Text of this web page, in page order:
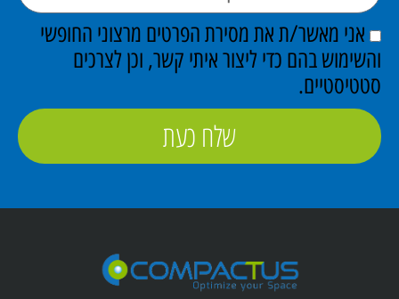
אני מאשר/ת את מסירת הפרטים מרצוני החופשי
והשימוש בהם כדי ליצור איתי קשר, וכן לצרכים
סטטיסטיים.
שלח כעת